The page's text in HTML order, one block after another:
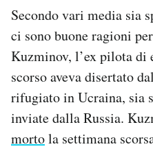
Newsletter
Notifiche mobile
Hai bisogno di aiuto?
Esci
Secondo vari media sia
ci sono buone ragioni
Kuzminov, l’ex pilota di
scorso aveva disertato
rifugiato in Ucraina, sia
inviate dalla Russia.
mortola settimana